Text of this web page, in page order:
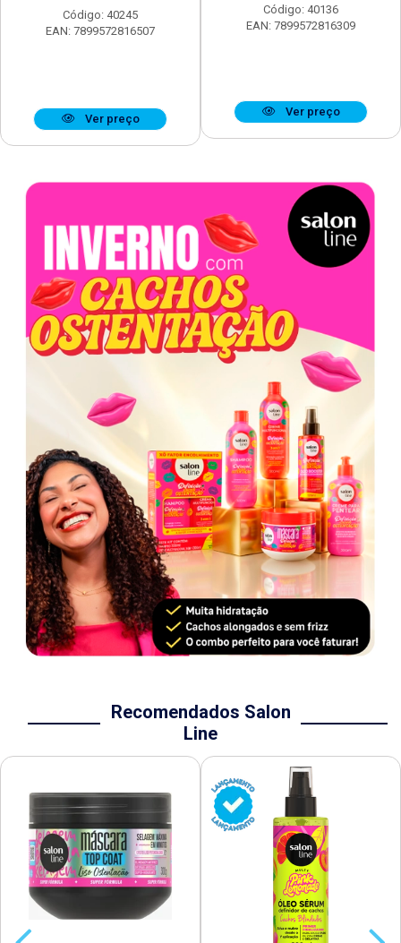
Código: 40245
EAN: 7899572816507
Ver preço
Código: 40136
EAN: 7899572816309
Ver preço
Recomendados Salon
Line